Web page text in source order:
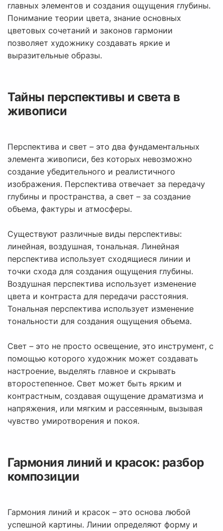
главных элементов и создания ощущения глубины.
Понимание теории цвета, знание основных
цветовых сочетаний и законов гармонии
позволяет художнику создавать яркие и
выразительные образы.
Тайны перспективы и света в
живописи
Перспектива и свет – это два фундаментальных
элемента живописи, без которых невозможно
создание убедительного и реалистичного
изображения. Перспектива отвечает за передачу
глубины и пространства, а свет – за создание
объема, фактуры и атмосферы.
Существуют различные виды перспективы:
линейная, воздушная, тональная. Линейная
перспектива использует сходящиеся линии и
точки схода для создания ощущения глубины.
Воздушная перспектива использует изменение
цвета и контраста для передачи расстояния.
Тональная перспектива использует изменение
тональности для создания ощущения объема.
Свет – это не просто освещение, это инструмент, с
помощью которого художник может создавать
настроение, выделять главное и скрывать
второстепенное. Свет может быть ярким и
контрастным, создавая ощущение драматизма и
напряжения, или мягким и рассеянным, вызывая
чувство умиротворения и покоя.
Гармония линий и красок: разбор
композиции
Гармония линий и красок – это основа любой
успешной картины. Линии определяют форму и